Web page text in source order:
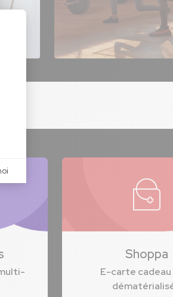
Shoppa
E-carte cadeau